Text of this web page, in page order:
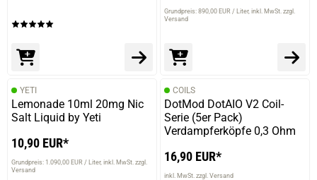
Grundpreis: 890,00 EUR / Liter inkl. MwSt. zzgl.
Versand
YETI
Lemonade 10ml 20mg Nic
Salt Liquid by Yeti
10,90 EUR*
Grundpreis: 1.090,00 EUR / Liter inkl. MwSt. zzgl.
Versand
COILS
DotMod DotAIO V2 Coil-
Serie (5er Pack)
Verdampferköpfe 0,3 Ohm
16,90 EUR*
inkl. MwSt. zzgl. Versand